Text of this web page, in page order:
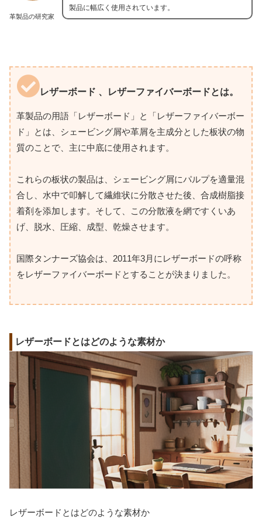
革製品の研究家
製品に幅広く使用されています。
レザーボード 、レザーファイバーボードとは。
革製品の用語「レザーボード」と「レザーファイバーボー
ド」とは、シェービング屑や革屑を主成分とした板状の物
質のことで、主に中底に使用されます。
これらの板状の製品は、シェービング屑にパルプを適量混
合し、水中で叩解して繊維状に分散させた後、合成樹脂接
着剤を添加します。そして、この分散液を網ですくいあ
げ、脱水、圧縮、成型、乾燥させます。
国際タンナーズ協会は、2011年3月にレザーボードの呼称
をレザーファイバーボードとすることが決まりました。
レザーボードとはどのような素材か
レザーボードとはどのような素材か